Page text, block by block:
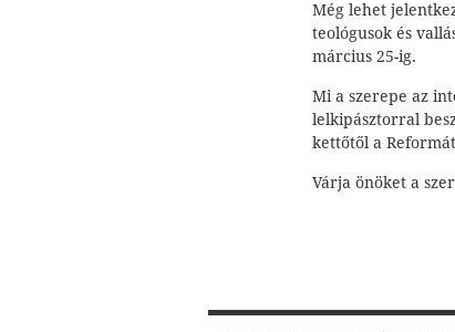
Még lehet
teológusok és
március 25-ig.
Mi a szerepe az
lelkipásztorral
kettőtől a
Várja önöket a